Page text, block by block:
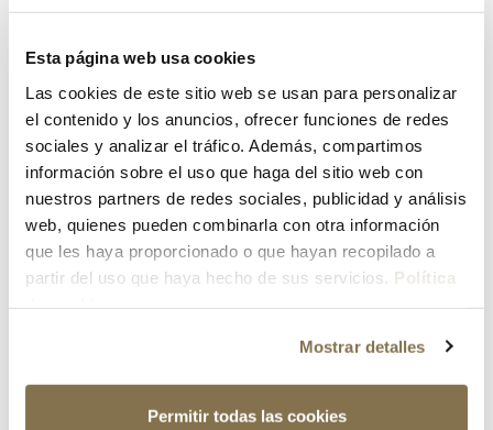
Esta página web usa cookies
Las cookies de este sitio web se usan para personalizar
el contenido y los anuncios, ofrecer funciones de redes
sociales y analizar el tráfico. Además, compartimos
información sobre el uso que haga del sitio web con
nuestros partners de redes sociales, publicidad y análisis
web, quienes pueden combinarla con otra información
que les haya proporcionado o que hayan recopilado a
partir del uso que haya hecho de sus servicios. Política
Mostrar detalles
Permitir todas las cookies
¿Has olvidado tu contraseña?